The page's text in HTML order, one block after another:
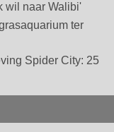
wil naar Walibi'
ter
Spider City: 25